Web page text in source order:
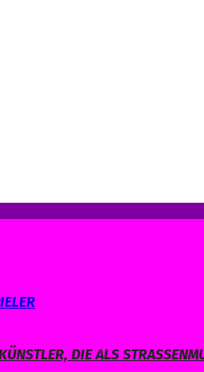
DIE ALS